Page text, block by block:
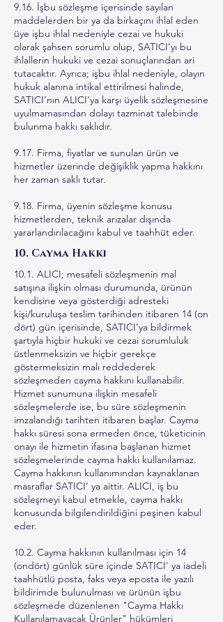
9.16. İşbu sözleşme içerisinde sayılan
maddelerden bir ya da birkaçını ihlal eden
üye işbu ihlal nedeniyle cezai ve hukuki
olarak şahsen sorumlu olup, SATICI’yı bu
ihlallerin hukuki ve cezai sonuçlarından ari
tutacaktır. Ayrıca; işbu ihlal nedeniyle, olayın
hukuk alanına intikal ettirilmesi halinde,
SATICI’nın ALICI’ya karşı üyelik sözleşmesine
uyulmamasından dolayı tazminat talebinde
bulunma hakkı saklıdır.
9.17. Firma, fiyatlar ve sunulan ürün ve
hizmetler üzerinde değişiklik yapma hakkını
her zaman saklı tutar.
9.18. Firma, üyenin sözleşme konusu
hizmetlerden, teknik arızalar dışında
yararlandırılacağını kabul ve taahhüt eder.
10. Cayma Hakkı
10.1. ALICI; mesafeli sözleşmenin mal
satışına ilişkin olması durumunda, ürünün
kendisine veya gösterdiği adresteki
kişi/kuruluşa teslim tarihinden itibaren 14 (on
dört) gün içerisinde, SATICI’ya bildirmek
şartıyla hiçbir hukuki ve cezai sorumluluk
üstlenmeksizin ve hiçbir gerekçe
göstermeksizin malı reddederek
sözleşmeden cayma hakkını kullanabilir.
Hizmet sunumuna ilişkin mesafeli
sözleşmelerde ise, bu süre sözleşmenin
imzalandığı tarihten itibaren başlar. Cayma
hakkı süresi sona ermeden önce, tüketicinin
onayı ile hizmetin ifasına başlanan hizmet
sözleşmelerinde cayma hakkı kullanılamaz.
Cayma hakkının kullanımından kaynaklanan
masraflar SATICI’ ya aittir. ALICI, iş bu
sözleşmeyi kabul etmekle, cayma hakkı
konusunda bilgilendirildiğini peşinen kabul
eder.
10.2. Cayma hakkının kullanılması için 14
(ondört) günlük süre içinde SATICI' ya iadeli
taahhütlü posta, faks veya eposta ile yazılı
bildirimde bulunulması ve ürünün işbu
sözleşmede düzenlenen "Cayma Hakkı
Kullanılamayacak Ürünler" hükümleri